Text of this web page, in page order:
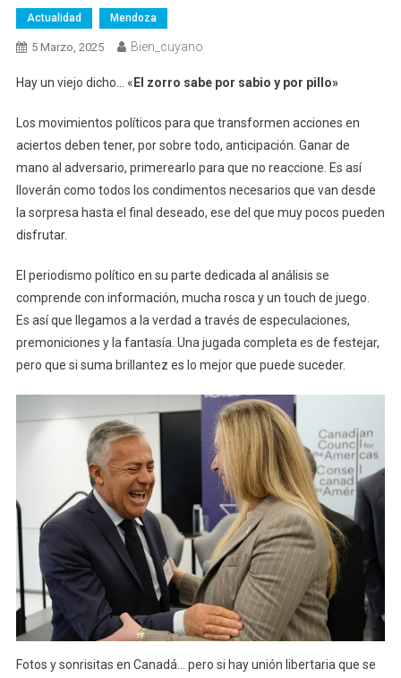
Actualidad Mendoza
5 Marzo, 2025 Bien_cuyano
Hay un viejo dicho… « El zorro sabe por sabio y por pillo»
Los movimientos políticos para que transformen acciones en
aciertos deben tener, por sobre todo, anticipación. Ganar de
mano al adversario, primerearlo para que no reaccione. Es así
lloverán como todos los condimentos necesarios que van desde
la sorpresa hasta el final deseado, ese del que muy pocos pueden
disfrutar.
El periodismo político en su parte dedicada al análisis se
comprende con información, mucha rosca y un touch de juego.
Es así que llegamos a la verdad a través de especulaciones,
premoniciones y la fantasía. Una jugada completa es de festejar,
pero que si suma brillantez es lo mejor que puede suceder.
Fotos y sonrisitas en Canadá… pero si hay unión libertaria que se